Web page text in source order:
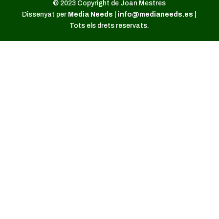
© 2023 Copyright de Joan Mestres
Dissenyat per Media Needs info@medianeeds.es
Tots els drets reservats.